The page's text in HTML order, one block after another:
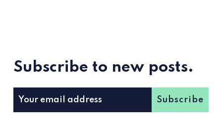
Subscribe to new posts.
Subscribe